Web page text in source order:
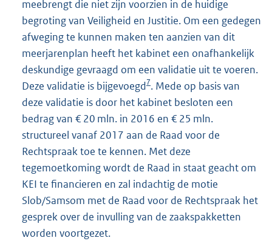
meebrengt die niet zijn voorzien in de huidige
begroting van Veiligheid en Justitie. Om een gedegen
afweging te kunnen maken ten aanzien van dit
meerjarenplan heeft het kabinet een onafhankelijk
deskundige gevraagd om een validatie uit te voeren.
Deze validatie is bijgevoegd7. Mede op basis van
deze validatie is door het kabinet besloten een
bedrag van € 20 mln. in 2016 en € 25 mln.
structureel vanaf 2017 aan de Raad voor de
Rechtspraak toe te kennen. Met deze
tegemoetkoming wordt de Raad in staat geacht om
KEI te financieren en zal indachtig de motie
Slob/Samsom met de Raad voor de Rechtspraak het
gesprek over de invulling van de zaakspakketten
worden voortgezet.